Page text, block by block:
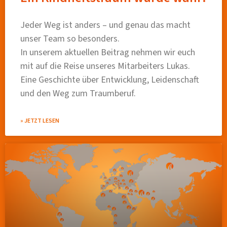
Jeder Weg ist anders – und genau das macht
unser Team so besonders.
In unserem aktuellen Beitrag nehmen wir euch
mit auf die Reise unseres Mitarbeiters Lukas.
Eine Geschichte über Entwicklung, Leidenschaft
und den Weg zum Traumberuf.
» JETZT LESEN